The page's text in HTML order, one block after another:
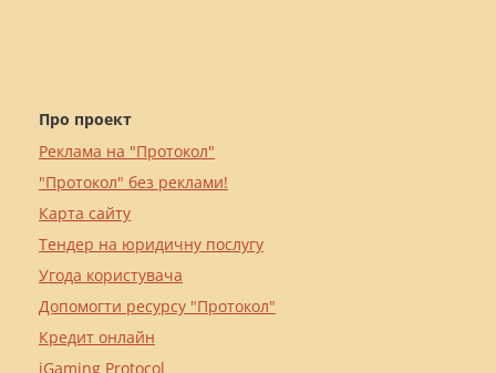
Про проект
Реклама на "Протокол"
"Протокол" без реклами!
Карта сайту
Тендер на юридичну послугу
Угода користувача
Допомогти ресурсу "Протокол"
Кредит онлайн
iGaming Protocol